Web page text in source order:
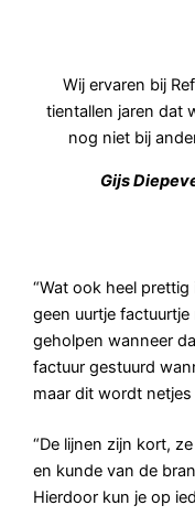
Wij ervaren bij
tientallen jaren dat
nog niet bij
Gijs
“Wat ook heel
geen uurtje
geholpen wanneer
factuur gestuurd
maar dit wordt
“De lijnen zijn kort,
en kunde van de
Hierdoor kun je op